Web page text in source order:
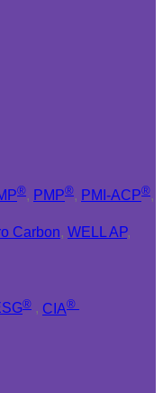
®, PMP®, PMI-ACP®,
Carbon, WELL AP,
® , CIA®